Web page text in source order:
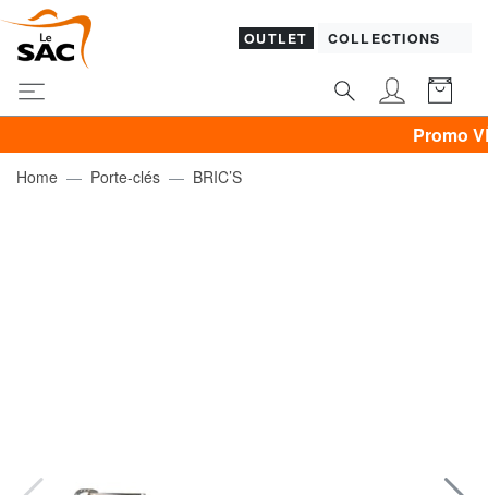
OUTLET COLLECTIONS
Promo
Home Porte-clés BRIC’S